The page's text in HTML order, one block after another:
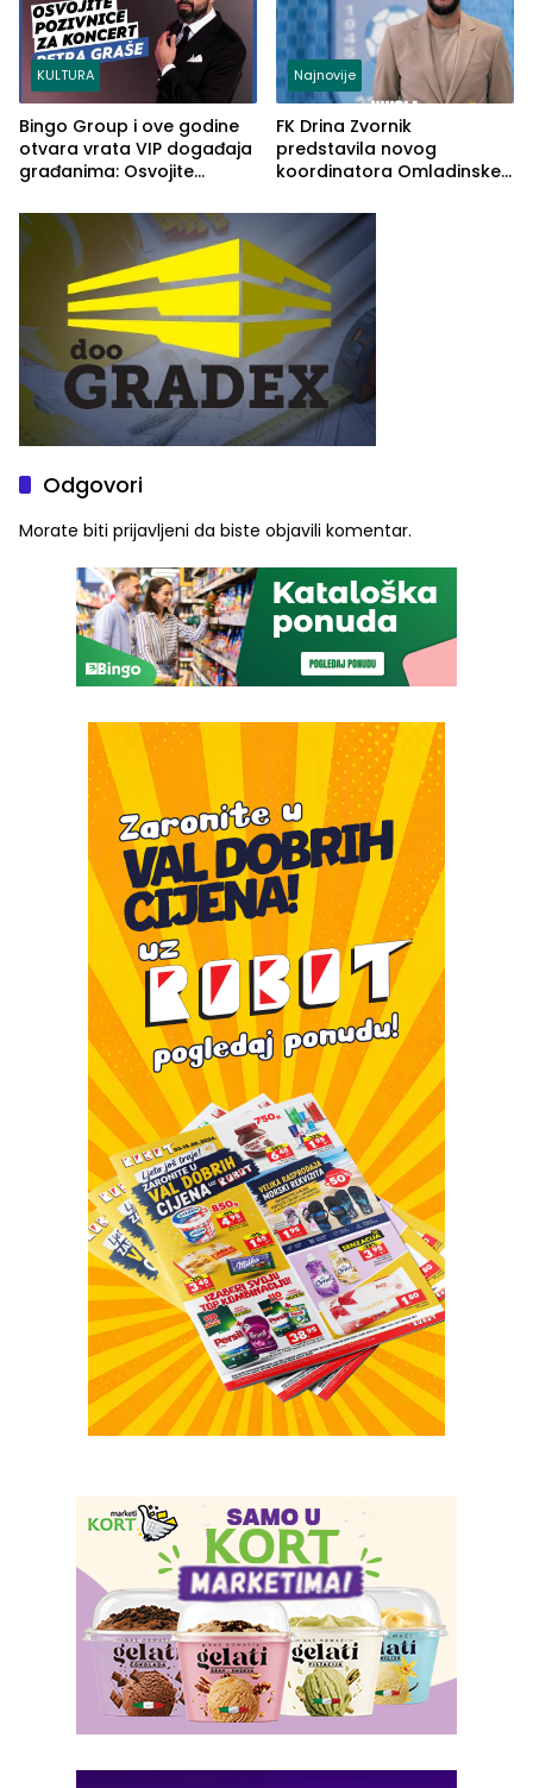
KULTURA
Bingo Group i ove godine
otvara vrata VIP događaja
građanima: Osvojite
Graše
Najnovije
FK Drina Zvornik
predstavila novog
koordinatora Omladinske
Odgovori
Morate biti prijavljeni da biste objavili komentar.